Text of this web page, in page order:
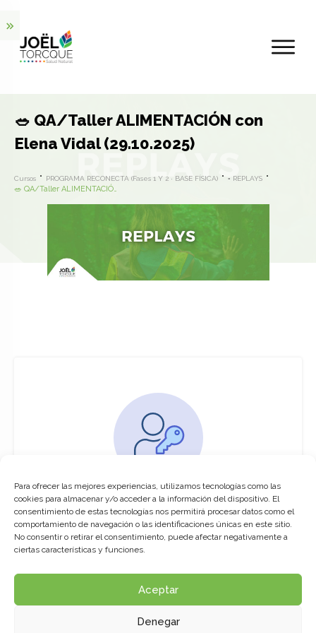
Para ofrecer las mejores experiencias, utilizamos tecnologías como las
cookies para almacenar y/o acceder a la información del dispositivo. El
consentimiento de estas tecnologías nos permitirá procesar datos como el
comportamiento de navegación o las identificaciones únicas en este sitio.
No consentir o retirar el consentimiento, puede afectar negativamente a
ciertas características y funciones.
Aceptar
Denegar
🥗 QA/Taller ALIMENTACIÓN con
Elena Vidal (29.10.2025)
Cursos PROGRAMA RECONECTA (Fases 1 Y 2 · BASE FÍSICA) ▪️ REPLAYS
🥗 QA/Taller ALIMENTACIÓN con Elena Vidal (29.10.2025)
You must be logged in to access this
course
This course is only available for registered
Click here to login